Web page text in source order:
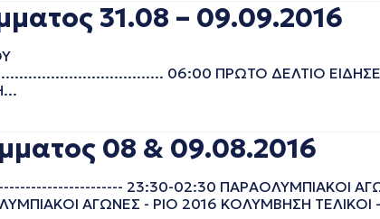
31.08 – 09.09.2016
06:00 ΠΡΩΤΟ ΔΕΛΤΙΟ
08 & 09.08.2016
23:30-02:30 ΠΑΡΑΟΛΥΜΠΙΑΚΟΙ
ΑΓΩΝΕΣ - ΡΙΟ 2016 ΚΟΛΥΜΒΗΣΗ ΤΕΛΙΚΟΙ